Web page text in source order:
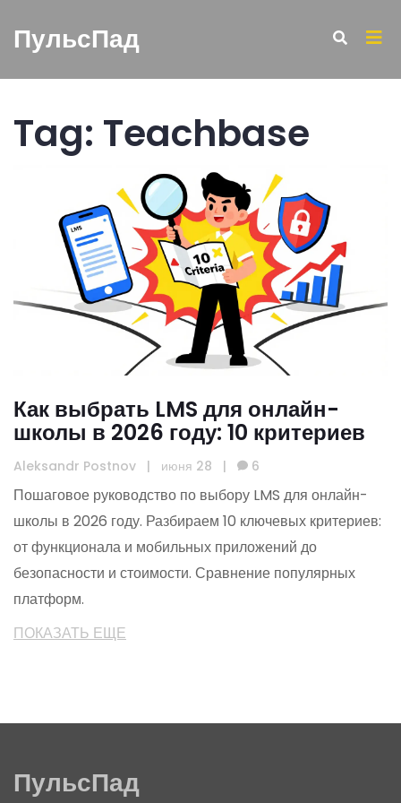
ПульсПад
Tag: Teachbase
Как выбрать LMS для онлайн-
школы в 2026 году: 10 критериев
Aleksandr Postnov | июня 28 | 6
Пошаговое руководство по выбору LMS для онлайн-
школы в 2026 году. Разбираем 10 ключевых критериев:
от функционала и мобильных приложений до
безопасности и стоимости. Сравнение популярных
платформ.
ПОКАЗАТЬ ЕЩЕ
ПульсПад